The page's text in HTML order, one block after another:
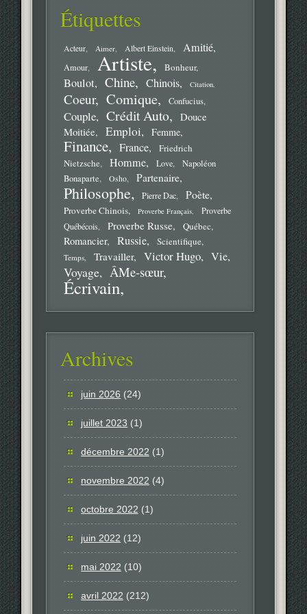
Étiquettes
Acteur Aimer Albert Einstein Amitié
Amour Artiste Bonheur
Boulot Chine Chinois Citation
Coeur Comique Confucius
Couple Crédit Auto
Douce
Moitiée
Emploi Femme
Finance France
Friedrich
Nietzsche
Homme Love
Napoléon
Bonaparte
Osho Partenaire
Philosophe Pierre Dac Poète
Proverbe Chinois Proverbe Français
Proverbe
Québécois
Proverbe Russe Québec
Romancier Russie Scientifique
Temps Travailler Victor Hugo Vie
Voyage ÂMe-sœur
Écrivain
Archives
juin 2026 (24)
juillet 2023 (1)
décembre 2022 (1)
novembre 2022 (4)
octobre 2022 (1)
juin 2022 (12)
mai 2022 (10)
avril 2022 (212)